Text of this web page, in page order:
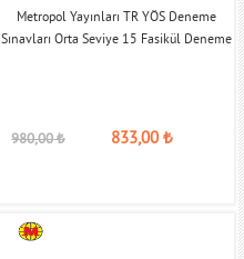
Metropol Yayınları TR YÖS Deneme
Sınavları Orta Seviye 15 Fasikül Deneme
980,00₺ 833,00₺